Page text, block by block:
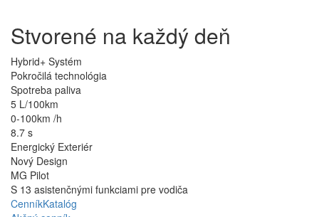
Stvorené na každý deň
Hybrid+ Systém
Pokročilá technológia
Spotreba paliva
5 L/100km
0-100km /h
8.7 s
Energický Exteriér
Nový Design
MG Pilot
S 13 asistenčnými funkciami pre vodiča
CenníkKatalóg